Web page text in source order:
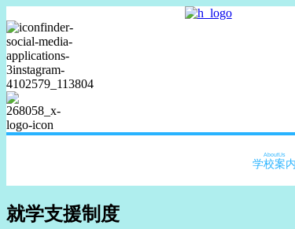
学校案内
AboutUs
就学支援制度